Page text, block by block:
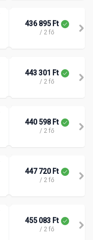
436 895 Ft
/ 2 fő
443 301 Ft
/ 2 fő
440 598 Ft
/ 2 fő
447 720 Ft
/ 2 fő
455 083 Ft
/ 2 fő